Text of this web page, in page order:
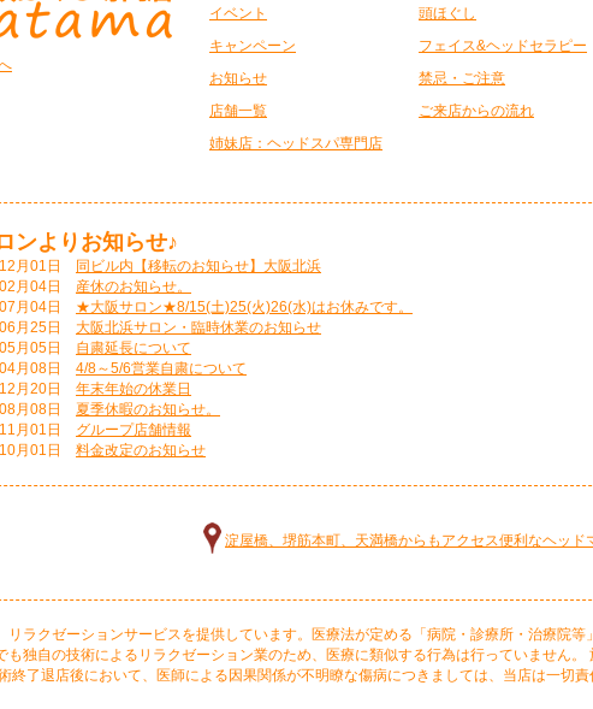
イベント
キャンペーン
お知らせ
店舗一覧
姉妹店：ヘッドスパ専門店
頭ほぐし
フェイス&ヘッドセラピー
禁忌・ご注意
ご来店からの流れ
ンよりお知らせ♪
月01日 同ビル内【移転のお知らせ】大阪北浜
月04日 産休のお知らせ。
月04日 ★大阪サロン★8/15(土)25(火)26(水)はお休みです。
月25日 大阪北浜サロン・臨時休業のお知らせ
月05日 自粛延長について
月08日 4/8～5/6営業自粛について
月20日 年末年始の休業日
月08日 夏季休暇のお知らせ。
月01日 グループ店舗情報
月01日 料金改定のお知らせ
淀屋橋、堺筋本町、天満橋からもアクセス便利なヘッド
リラクゼーションサービスを提供しています。医療法が定める「病院・診療所・治療院
も独自の技術によるリラクゼーション業のため、医療に類似する行為は行っていません
終了退店後において、医師による因果関係が不明瞭な傷病につきましては、当店は一切